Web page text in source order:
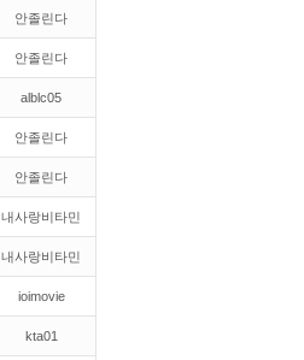
안졸린다
안졸린다
alblc05
안졸린다
안졸린다
내사랑비타민
내사랑비타민
ioimovie
kta01